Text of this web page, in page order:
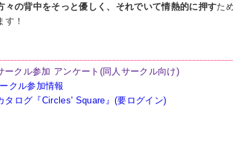
々の背中をそっと優しく、それでいて情熱的に押すた
す！
ークル参加 アンケート(同人サークル向け)
クル参加情報
タログ『Circles' Square』(要ログイン)